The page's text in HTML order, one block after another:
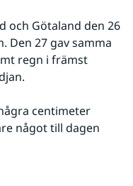
och Götaland den 26
Den 27 gav samma
regn i främst
centimeter
något till dagen